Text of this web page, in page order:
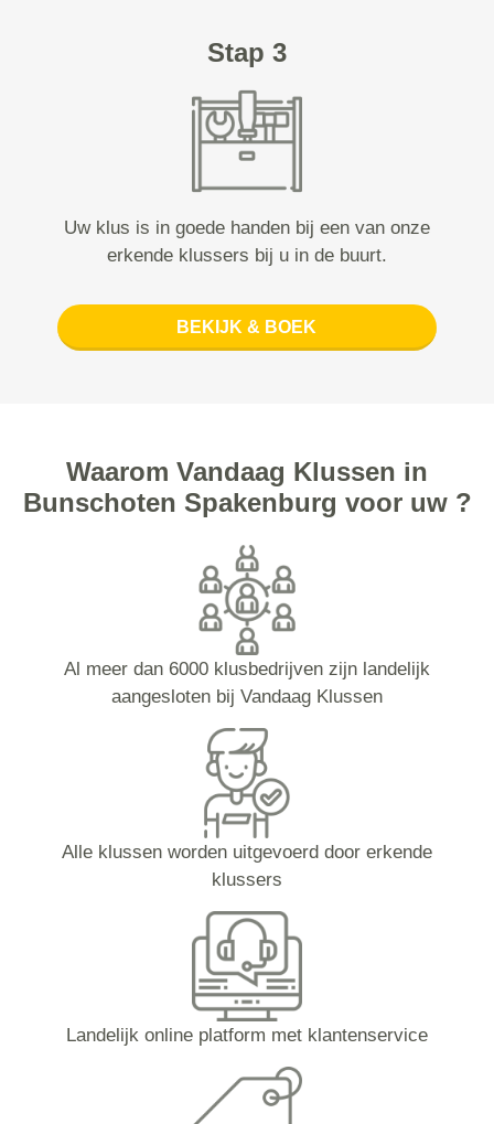
Stap 3
Uw klus is in goede handen bij een van onze
erkende klussers bij u in de buurt.
BEKIJK & BOEK
Waarom Vandaag Klussen in
Bunschoten Spakenburg voor uw ?
Al meer dan 6000 klusbedrijven zijn landelijk
aangesloten bij Vandaag Klussen
Alle klussen worden uitgevoerd door erkende
klussers
Landelijk online platform met klantenservice